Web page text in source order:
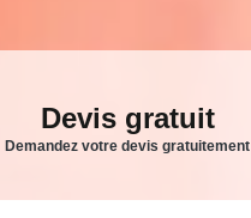
Devis gratuit
Demandez votre devis gratuitement